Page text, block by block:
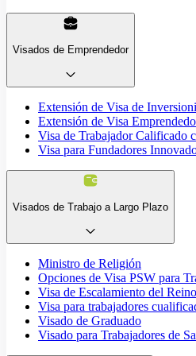
Visados de Emprendedor
Extensión de Visa de
Extensión de Visa
Visa de Trabajador Calificado
Visa para Fundadores
Visados de Trabajo a Largo Plazo
Ministro de Religión
Opciones de Visa PSW para
Visa de Escalamiento del
Visa para trabajadores
Visado de Graduado
Visado para Trabajadores de